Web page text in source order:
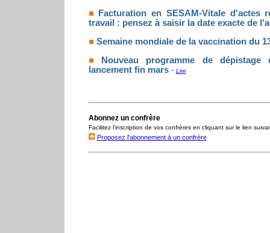
Facturation en SESAM-Vitale d'actes
travail : pensez à saisir la date exacte de
Semaine mondiale de la vaccination du
Nouveau programme de
lancement fin mars - Lire
Abonnez un confrère
Facilitez l'inscription de vos confrères en cliquant sur le lien
Proposez l'abonnement à un confrère